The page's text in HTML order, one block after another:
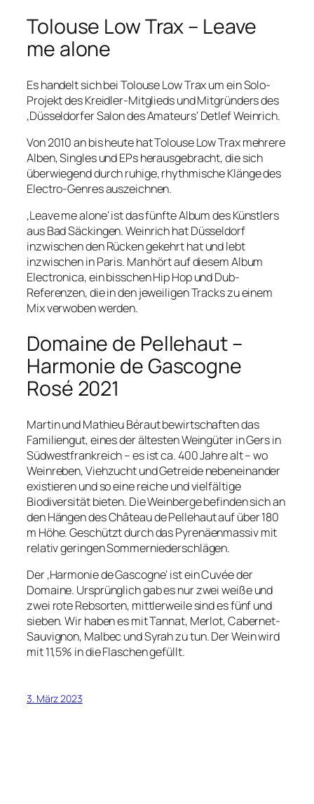
Tolouse Low Trax – Leave
me alone
Es handelt sich bei Tolouse Low Trax um ein Solo-
Projekt des Kreidler-Mitglieds und Mitgründers des
‚Düsseldorfer Salon des Amateurs‘ Detlef Weinrich.
Von 2010 an bis heute hat Tolouse Low Trax mehrere
Alben, Singles und EPs herausgebracht, die sich
überwiegend durch ruhige, rhythmische Klänge des
Electro-Genres auszeichnen.
‚Leave me alone‘ ist das fünfte Album des Künstlers
aus Bad Säckingen. Weinrich hat Düsseldorf
inzwischen den Rücken gekehrt hat und lebt
inzwischen in Paris. Man hört auf diesem Album
Electronica, ein bisschen Hip Hop und Dub-
Referenzen, die in den jeweiligen Tracks zu einem
Mix verwoben werden.
Domaine de Pellehaut –
Harmonie de Gascogne
Rosé 2021
Martin und Mathieu Béraut bewirtschaften das
Familiengut, eines der ältesten Weingüter in Gers in
Südwestfrankreich – es ist ca. 400 Jahre alt – wo
Weinreben, Viehzucht und Getreide nebeneinander
existieren und so eine reiche und vielfältige
Biodiversität bieten. Die Weinberge befinden sich an
den Hängen des Château de Pellehaut auf über 180
m Höhe. Geschützt durch das Pyrenäenmassiv mit
relativ geringen Sommerniederschlägen.
Der ‚Harmonie de Gascogne‘ ist ein Cuvée der
Domaine. Ursprünglich gab es nur zwei weiße und
zwei rote Rebsorten, mittlerweile sind es fünf und
sieben. Wir haben es mit Tannat, Merlot, Cabernet-
Sauvignon, Malbec und Syrah zu tun. Der Wein wird
mit 11,5% in die Flaschen gefüllt.
3. März 2023